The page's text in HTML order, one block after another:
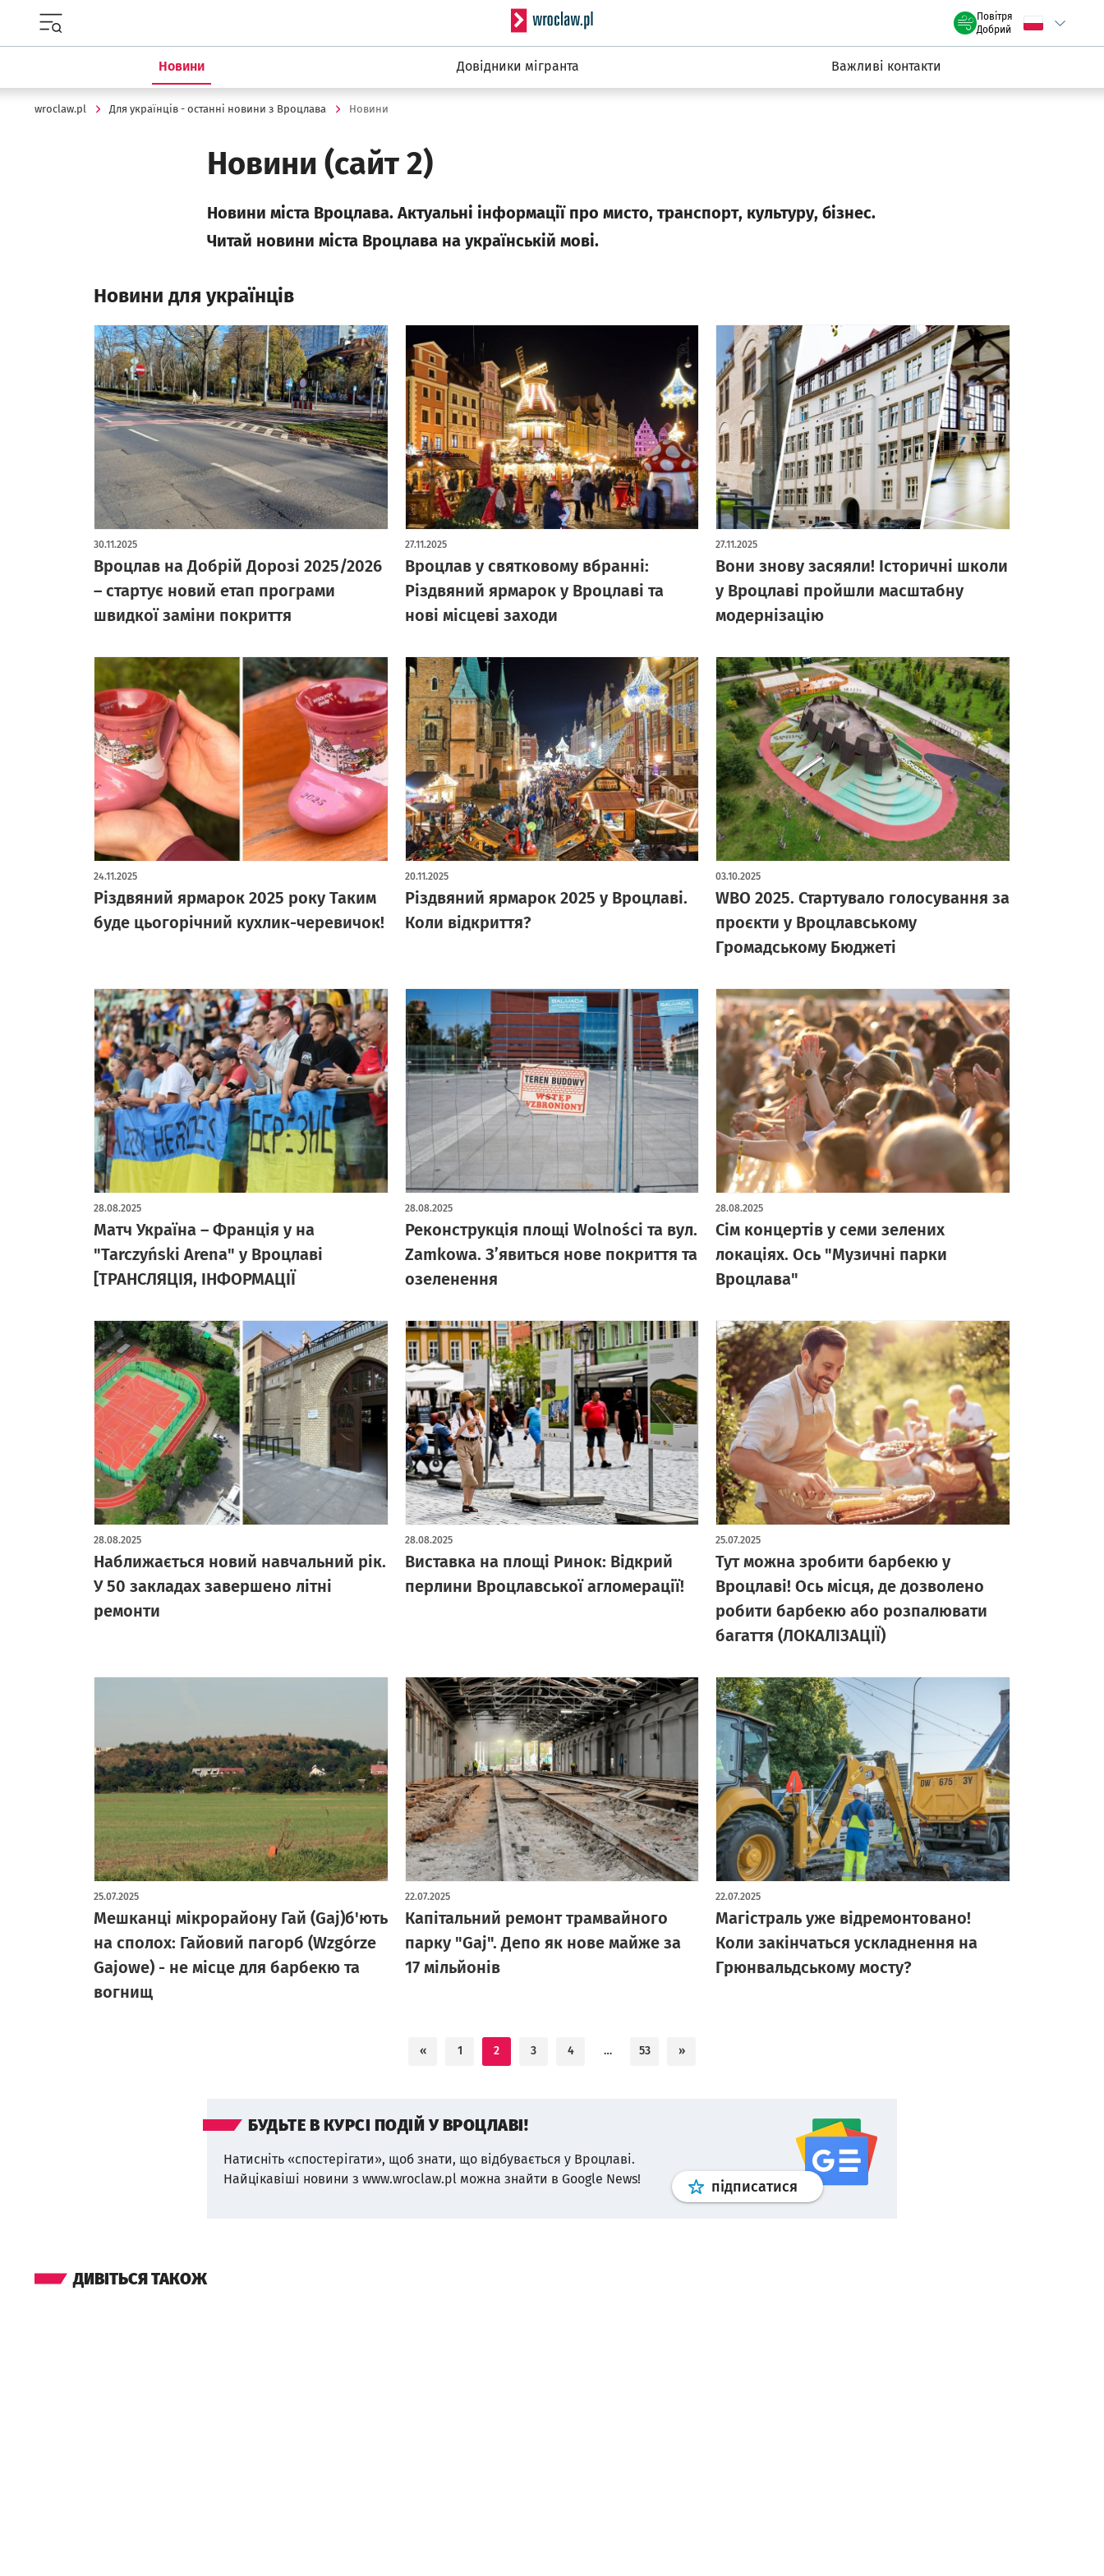
Serwis informacyjny wroclaw.pl
Повітря
we Wrocławiu
Добрий Wybierz język
Новини Довідники мігранта Важливі контакти
wroclaw.pl Для українців - останні новини з Вроцлава Новини
Новини (cайт 2)
Новини мiста Вроцлава. Актуальнi iнформацiї про мисто, транспорт, культуру, бiзнес.
Читай новини мiста Вроцлава на українськiй мовi.
Новини для українців
Вроцлав на Добрій Дорозі 2025/2026
– стартує новий етап програми
швидкої заміни покриття
30.11.2025
Вроцлав у святковому вбранні:
Різдвяний ярмарок у Вроцлаві та
нові місцеві заходи
27.11.2025
Вони знову засяяли! Історичні школи
у Вроцлаві пройшли масштабну
модернізацію
27.11.2025
Різдвяний ярмарок 2025 року Таким
буде цьогорічний кухлик-черевичок!
24.11.2025
Різдвяний ярмарок 2025 у Вроцлаві.
Коли відкриття?
20.11.2025
WBO 2025. Стартувало голосування за
проєкти у Вроцлавському
Громадському Бюджеті
03.10.2025
Матч Україна – Франція у на
"Tarczyński Arena" у Вроцлаві
[ТРАНСЛЯЦІЯ, ІНФОРМАЦІЇ
28.08.2025
Реконструкція площі Wolności та вул.
Zamkowa. З’явиться нове покриття та
озеленення
28.08.2025
Сім концертів у семи зелених
локаціях. Ось "Музичні парки
Вроцлава"
28.08.2025
Наближається новий навчальний рік.
У 50 закладах завершено літні
ремонти
28.08.2025
Виставка на площі Ринок: Відкрий
перлини Вроцлавської агломерації!
28.08.2025
Тут можна зробити барбекю у
Вроцлаві! Ось місця, де дозволено
робити барбекю або розпалювати
багаття (ЛОКАЛІЗАЦІЇ)
25.07.2025
Мешканці мікрорайону Гай (Gaj)б'ють
на сполох: Гайовий пагорб (Wzgórze
Gajowe) - не місце для барбекю та
вогнищ
25.07.2025
Капітальний ремонт трамвайного
парку "Gaj". Депо як нове майже за
17 мільйонів
22.07.2025
Магістраль уже відремонтовано!
Коли закінчаться ускладнення на
Грюнвальдському мосту?
22.07.2025
« 1 2 3 4 … 53 »
БУДЬТЕ В КУРСІ ПОДІЙ У ВРОЦЛАВІ!
Натисніть «спостерігати», щоб знати, що відбувається у Вроцлаві.
Найцікавіші новини з www.wroclaw.pl можна знайти в Google News!
підписатися Профільgoogle news
ДИВІТЬСЯ ТАКОЖ